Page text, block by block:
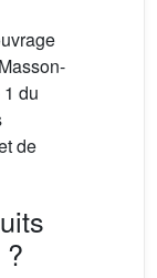
du
de